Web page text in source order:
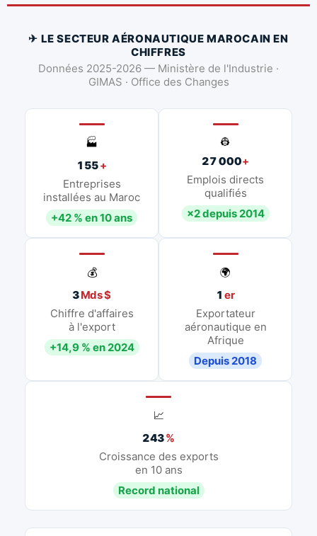
✈ LE SECTEUR AÉRONAUTIQUE MAROCAIN EN
CHIFFRES
Données 2025-2026 — Ministère de l'Industrie ·
GIMAS · Office des Changes
🏭
155+
Entreprises
installées au Maroc
+42 % en 10 ans
👷
27 000+
Emplois directs
qualifiés
×2 depuis 2014
💰
3Mds $
Chiffre d'affaires
à l'export
+14,9 % en 2024
🌍
1 er
Exportateur
aéronautique en
Afrique
Depuis 2018
📈
243%
Croissance des exports
en 10 ans
Record national